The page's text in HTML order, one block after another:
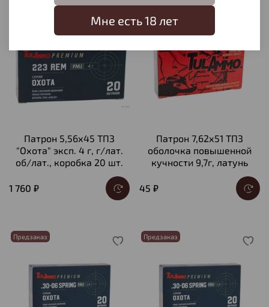
Патрон 5,56х45 ТПЗ
"Охота" эксп. 4 г, г/лат.
об/лат., коробка 20 шт.
1 760 ₽
Патрон 7,62х51 ТПЗ
оболочка повышенной
кучности 9,7г, латунь
45 ₽
Предзаказ Предзаказ
Мне есть 18 лет